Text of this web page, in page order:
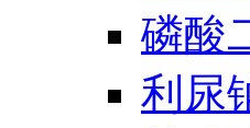
磷酸
利尿